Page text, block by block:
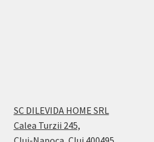
SC DILEVIDA HOME SRL
Calea Turzii 245,